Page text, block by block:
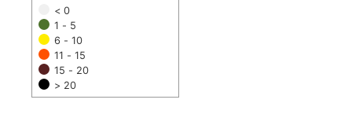
< 0
1 - 5
6 - 10
11 - 15
15 - 20
> 20